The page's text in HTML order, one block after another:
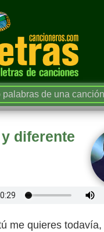
diferente
me quieres todavía,